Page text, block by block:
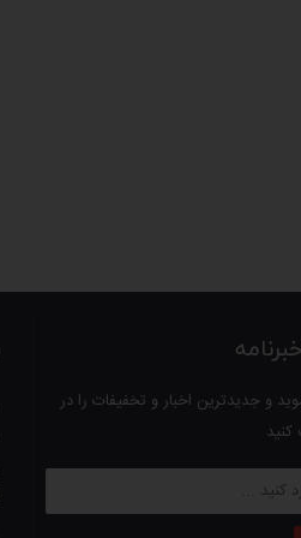
و جدیدترین اخبار و تخفیفات را در